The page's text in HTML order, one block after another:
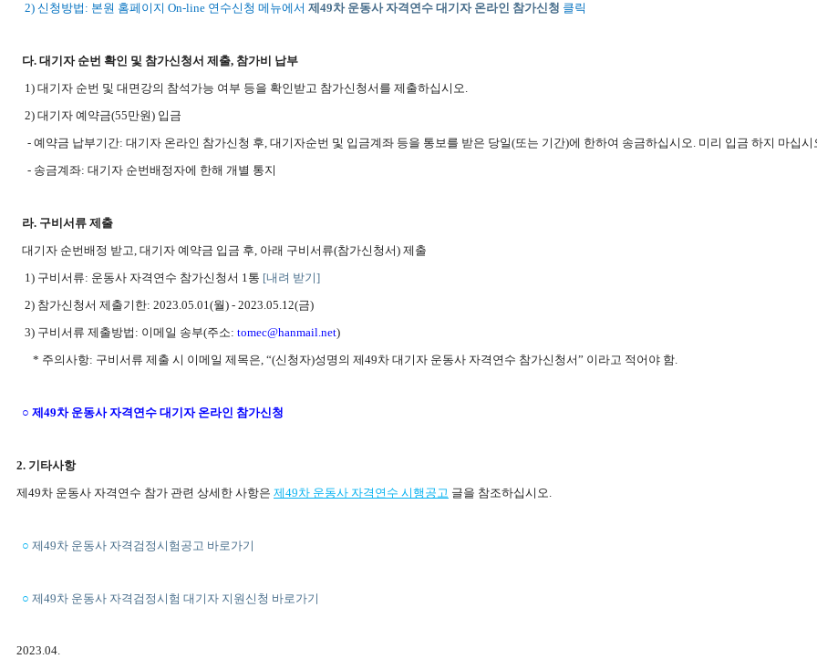
2) 신청방법 : 본원 홈페이지 On-line 연수신청 메뉴에서 제 49차 운동사 자격연수 대기자 온라인 참가신청 클릭
다. 대기자 순번 확인 및 참가신청서 제출, 참가비 납부
1) 대기자 순번 및 대면강의 참석가능 여부 등을 확인받고 참가신청서를 제출하십시오.
2) 대기자 예약금(55만원) 입금
- 예약금 납부기간: 대기자 온라인 참가신청 후, 대기자순번 및 입금계좌 등을 통보를 받은 당일(또는 기간)에 한하여 송금하십시오. 미리 입금 하지 마십시
- 송금계좌: 대기자 순번배정자에 한해 개별 통지
라. 구비서류 제출
대기자 순번배정 받고, 대기자 예약금 입금 후, 아래 구비서류(참가신청서) 제출
1) 구비서류: 운동사 자격연수 참가신청서 1통 [내려 받기]
2) 참가신청서 제출기한: 2023.05.01(월) - 2023.05.12(금)
3) 구비서류 제출방법 : 이메일 송부(주소: tomec@hanmail.net)
* 주의사항: 구비서류 제출 시 이메일 제목은, “(신청자)성명의 제49차 대기자 운동사 자격연수 참가신청서” 이라고 적어야 함.
○ 제 49차 운동사 자격연수 대기자 온라인 참가신청
2. 기타사항
제49차 운동사 자격연수 참가 관련 상세한 사항은 제49차 운동사 자격연수 시행공고 글을 참조하십시오.
○ 제49차 운동사 자격검정시험공고 바로가기
○ 제49차 운동사 자격검정시험 대기자 지원신청 바로가기
2023.04.